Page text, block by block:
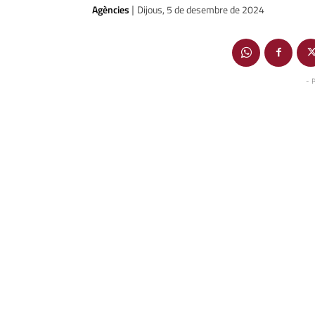
Agències | Dijous, 5 de desembre de 2024
-